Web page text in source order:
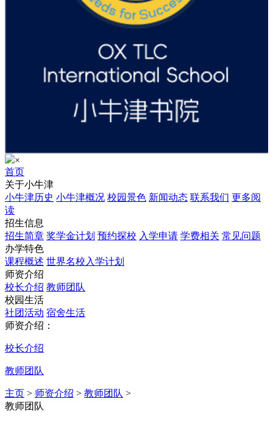
×
首页
关于小牛津
小牛津历史 小牛津概况 校园景色 新闻动态 联系我们 更多阅
读
招生信息
招生简章 奖学金计划 预约探校 入学申请 学费相关 常见问题
办学特色
课程概述 世界名校入学计划
师资介绍
校长介绍 教师团队
校园生活
社团活动 宿舍生活
师资介绍：
校长介绍
教师团队
主页 > 师资介绍 > 教师团队 >
教师团队